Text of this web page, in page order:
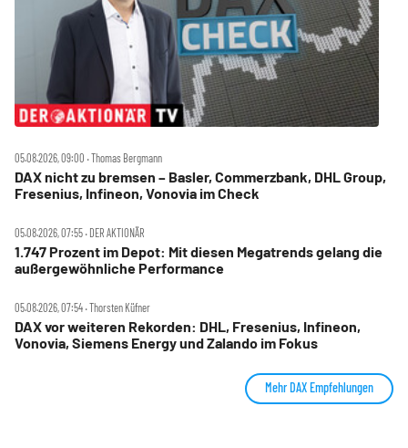
05.08.2026, 09:00 ‧ Thomas Bergmann
DAX nicht zu bremsen – Basler, Commerzbank, DHL Group,
Fresenius, Infineon, Vonovia im Check
05.08.2026, 07:55 ‧ DER AKTIONÄR
1.747 Prozent im Depot: Mit diesen Megatrends gelang die
außergewöhnliche Performance
05.08.2026, 07:54 ‧ Thorsten Küfner
DAX vor weiteren Rekorden: DHL, Fresenius, Infineon,
Vonovia, Siemens Energy und Zalando im Fokus
Mehr DAX Empfehlungen